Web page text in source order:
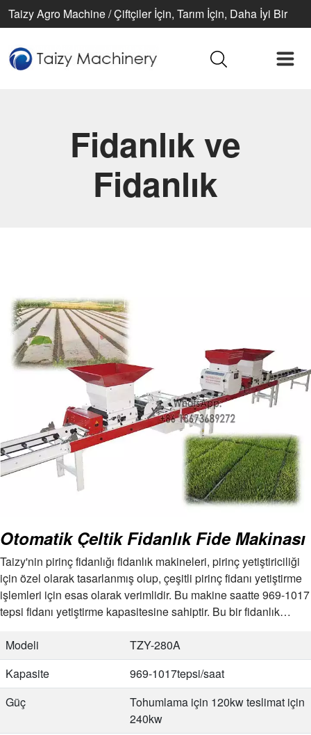
Taizy Agro Machine / Çiftçiler İçin, Tarım İçin, Daha İyi Bir
Fidanlık ve
Fidanlık
Otomatik Çeltik Fidanlık Fide Makinası
Taizy'nin pirinç fidanlığı fidanlık makineleri, pirinç yetiştiriciliği
için özel olarak tasarlanmış olup, çeşitli pirinç fidanı yetiştirme
işlemleri için esas olarak verimlidir. Bu makine saatte 969-1017
tepsi fidanı yetiştirme kapasitesine sahiptir. Bu bir fidanlık…
Modeli
TZY-280A
Kapasite
969-1017tepsi/saat
Güç
Tohumlama için 120kw teslimat için
240kw